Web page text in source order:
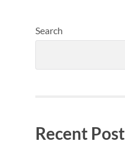
Search
Recent